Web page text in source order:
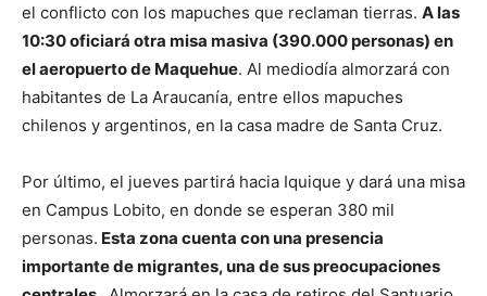
el conflicto con los mapuches que reclaman tierras. A las
10:30 oficiará otra misa masiva (390.000 personas) en
el aeropuerto de Maquehue. Al mediodía almorzará con
habitantes de La Araucanía, entre ellos mapuches
chilenos y argentinos, en la casa madre de Santa Cruz.
Por último, el jueves partirá hacia Iquique y dará una misa
en Campus Lobito, en donde se esperan 380 mil
personas. Esta zona cuenta con una presencia
importante de migrantes, una de sus preocupaciones